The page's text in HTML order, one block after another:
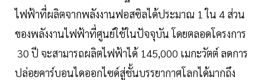
ไฟฟ้าที่ผลิตจากพลังงานฟอสซิลได้ประมาณ 1 ใน 4 ส่วน
ของพลังงานไฟฟ้าที่ศูนย์ใช้ในปัจจุบัน โดยตลอดโครงการ
30 ปี จะสามารถผลิตไฟฟ้าได้ 145,000 เมกะวัตต์ ลดการ
ปล่อยคาร์บอนไดออกไซด์สู่ชั้นบรรยากาศโลกได้มากถึง